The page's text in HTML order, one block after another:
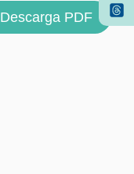
Descarga PDF